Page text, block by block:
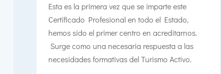
Esta es la primera vez que se imparte este
Certificado Profesional en todo el Estado,
hemos sido el primer centro en acreditarnos.
Surge como una necesaria respuesta a las
necesidades formativas del Turismo Activo.